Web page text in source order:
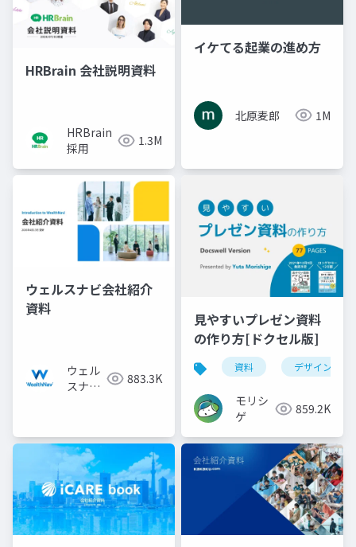
HRBrain 会社説明資料
HRBrain
採用
1.3M
イケてる起業の進め方
北原麦郎 1M
ウェルスナビ会社紹介
資料
ウェル
スナビ
883.3K
見やすいプレゼン資料
の作り方[ドクセル版]
資料 デザイン
モリシ
ゲ
859.2K